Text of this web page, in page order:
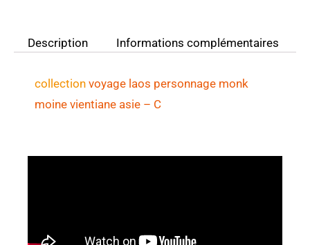
Description Informations complémentaires
collection voyage laos personnage monk
moine vientiane asie – C